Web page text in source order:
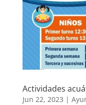
Actividades
Jun 22, 2023 |